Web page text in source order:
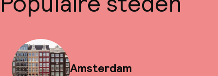
Amsterdam